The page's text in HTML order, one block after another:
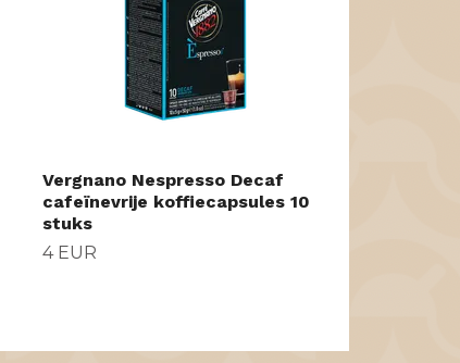
Vergnano Nespresso Decaf
cafeïnevrije koffiecapsules 10
stuks
4 EUR